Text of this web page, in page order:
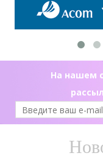
На нашем